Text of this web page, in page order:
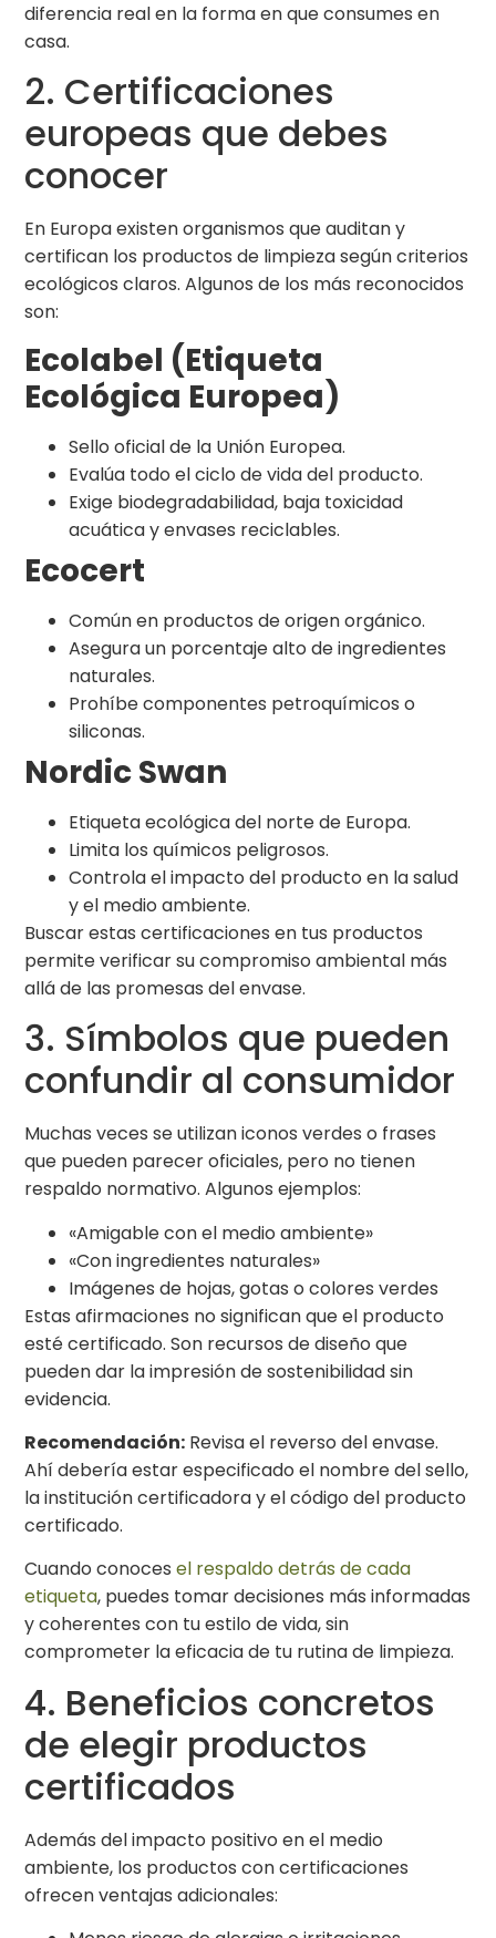
diferencia real en la forma en que consumes en
casa.
2. Certificaciones
europeas que debes
conocer
En Europa existen organismos que auditan y
certifican los productos de limpieza según criterios
ecológicos claros. Algunos de los más reconocidos
son:
Ecolabel (Etiqueta
Ecológica Europea)
Sello oficial de la Unión Europea.
Evalúa todo el ciclo de vida del producto.
Exige biodegradabilidad, baja toxicidad
acuática y envases reciclables.
Ecocert
Común en productos de origen orgánico.
Asegura un porcentaje alto de ingredientes
naturales.
Prohíbe componentes petroquímicos o
siliconas.
Nordic Swan
Etiqueta ecológica del norte de Europa.
Limita los químicos peligrosos.
Controla el impacto del producto en la salud
y el medio ambiente.
Buscar estas certificaciones en tus productos
permite verificar su compromiso ambiental más
allá de las promesas del envase.
3. Símbolos que pueden
confundir al consumidor
Muchas veces se utilizan iconos verdes o frases
que pueden parecer oficiales, pero no tienen
respaldo normativo. Algunos ejemplos:
«Amigable con el medio ambiente»
«Con ingredientes naturales»
Imágenes de hojas, gotas o colores verdes
Estas afirmaciones no significan que el producto
esté certificado. Son recursos de diseño que
pueden dar la impresión de sostenibilidad sin
evidencia.
Recomendación: Revisa el reverso del envase.
Ahí debería estar especificado el nombre del sello,
la institución certificadora y el código del producto
certificado.
Cuando conocesel respaldo detrás de cada
etiqueta, puedes tomar decisiones más informadas
y coherentes con tu estilo de vida, sin
comprometer la eficacia de tu rutina de limpieza.
4. Beneficios concretos
de elegir productos
certificados
Además del impacto positivo en el medio
ambiente, los productos con certificaciones
ofrecen ventajas adicionales: